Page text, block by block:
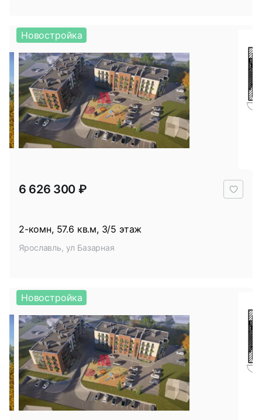
2-комн, 57.6 кв.м, 3/5 этаж
Ярославль, ул Базарная
6 626 300 ₽
Новостройка
Новостройка